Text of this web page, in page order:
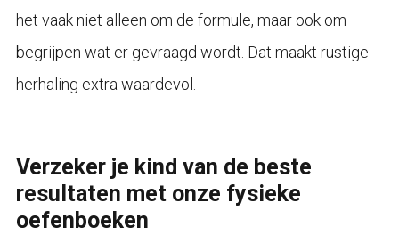
het vaak niet alleen om de formule, maar ook om
begrijpen wat er gevraagd wordt. Dat maakt rustige
herhaling extra waardevol.
Verzeker je kind van de beste
resultaten met onze fysieke
oefenboeken